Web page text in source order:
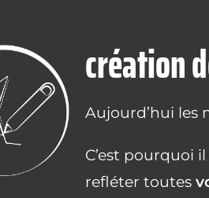
création
Aujourd’hui les
C’est pourquoi
refléter toutes